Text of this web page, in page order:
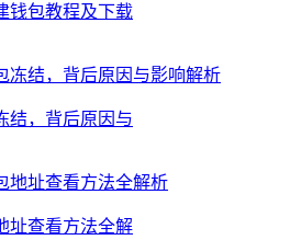
钱包教程及下载
结，背后原因与
址查看方法全解